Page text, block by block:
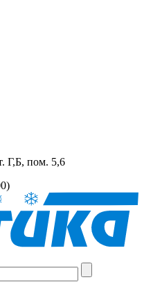
Г,Б, пом. 5,6